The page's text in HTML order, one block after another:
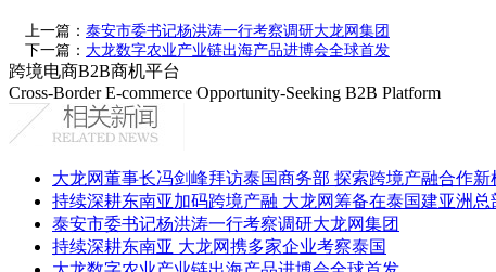
上一篇： 泰安市委书记杨洪涛一行考察调研大龙网集团
下一篇： 大龙数字农业产业链出海产品进博会全球首发
跨境电商B2B商机平台
Cross-Border E-commerce Opportunity-Seeking B2B Platform
大龙网董事长冯剑峰拜访泰国商务部 探索跨境产融合作新
持续深耕东南亚加码跨境产融 大龙网筹备在泰国建亚洲总
泰安市委书记杨洪涛一行考察调研大龙网集团
持续深耕东南亚 大龙网携多家企业考察泰国